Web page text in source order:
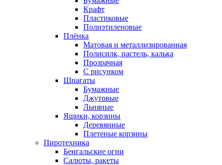
Крафт
Пластиковые
Полиэтиленовые
Плёнка
Матовая и металлизированная
Полисилк, пастель, калька
Прозрачная
С рисунком
Шпагаты
Бумажные
Джутовые
Льняные
Ящики, корзины
Деревянные
Плетеные корзины
Пиротехника
Бенгальские огни
Салюты, ракеты